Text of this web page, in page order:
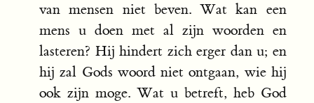
van mensen niet beven. Wat kan een
mens u doen met al zijn woorden en
lasteren? Hij hindert zich erger dan u; en
hij zal Gods woord niet ontgaan, wie hij
ook zijn moge. Wat u betreft, heb God